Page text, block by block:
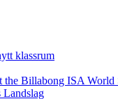
klassrum
the Billabong ISA World
Landslag